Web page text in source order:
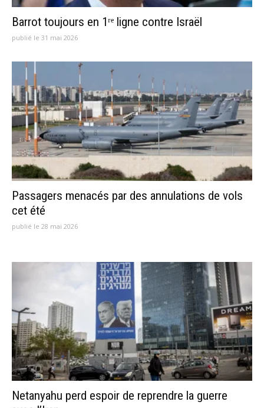
Barrot toujours en 1ʳᵉ ligne contre Israël
publié le 31 mai 2026
Passagers menacés par des annulations de vols
cet été
publié le 28 mai 2026
Netanyahu perd espoir de reprendre la guerre